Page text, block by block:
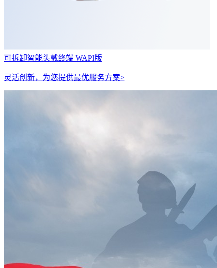
可拆卸智能头戴终端 WAPI版
灵活创新，为您提供最优服务方案>